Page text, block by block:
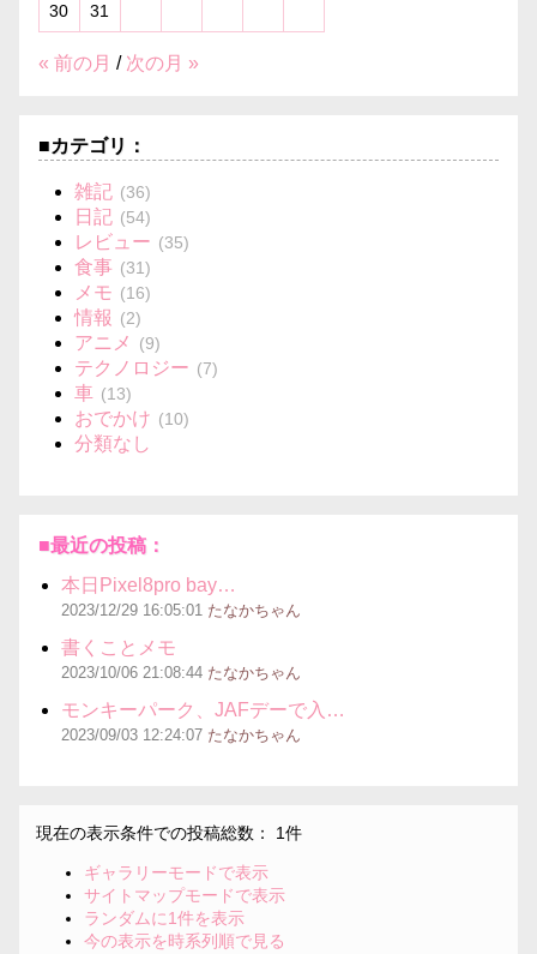
30
31
« 前の月 / 次の月 »
■カテゴリ：
雑記 (36)
日記 (54)
レビュー (35)
食事 (31)
メモ (16)
情報 (2)
アニメ (9)
テクノロジー (7)
車 (13)
おでかけ (10)
分類なし
■最近の投稿：
本日Pixel8pro bay…
2023/12/29 16:05:01 たなかちゃん
書くことメモ
2023/10/06 21:08:44 たなかちゃん
モンキーパーク、JAFデーで入…
2023/09/03 12:24:07 たなかちゃん
現在の表示条件での投稿総数： 1件
ギャラリーモードで表示
サイトマップモードで表示
ランダムに1件を表示
今の表示を時系列順で見る